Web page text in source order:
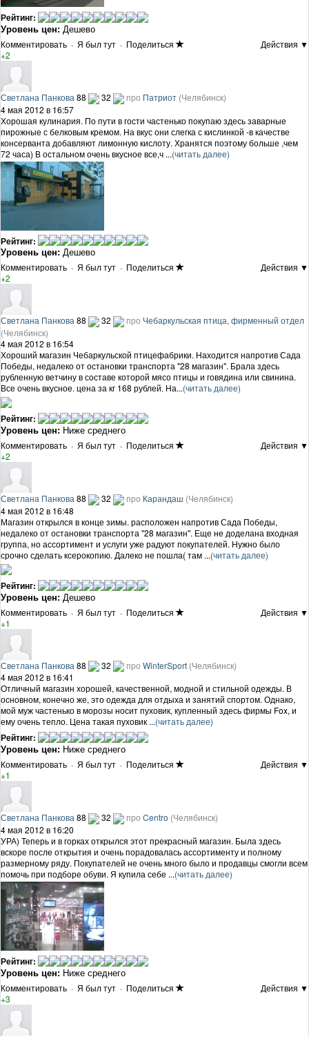
Рейтинг:
Уровень цен: Дешево
Комментировать · Я был тут · Поделиться
Действия ▼
+2
Светлана Панкова 88 32 про Патриот (Челябинск)
4 мая 2012 в 16:57
Хорошая кулинария. По пути в гости частенько покупаю здесь заварные
пирожные с белковым кремом. На вкус они слегка с кислинкой -в качестве
консерванта добавляют лимонную кислоту. Хранятся поэтому больше ,чем
72 часа) В остальном очень вкусное все,ч ...(читать далее)
Рейтинг:
Уровень цен: Дешево
Комментировать · Я был тут · Поделиться
Действия ▼
+2
Светлана Панкова88 32 про Чебаркульская птица, фирменный отдел
(Челябинск)
4 мая 2012 в 16:54
Хороший магазин Чебаркульской птицефабрики. Находится напротив Сада
Победы, недалеко от остановки транспорта "28 магазин". Брала здесь
рубленную ветчину в составе которой мясо птицы и говядина или свинина.
Все очень вкусное. цена за кг 168 рублей. На...(читать далее)
Рейтинг:
Уровень цен: Ниже среднего
Комментировать · Я был тут · Поделиться
Действия ▼
+2
Светлана Панкова 88 32 про Карандаш (Челябинск)
4 мая 2012 в 16:48
Магазин открылся в конце зимы. расположен напротив Сада Победы,
недалеко от остановки транспорта "28 магазин". Еще не доделана входная
группа, но ассортимент и услуги уже радуют покупателей. Нужно было
срочно сделать ксерокопию. Далеко не пошла( там ...(читать далее)
Рейтинг:
Уровень цен: Дешево
Комментировать · Я был тут · Поделиться
Действия ▼
+1
Светлана Панкова 88 32 про WinterSport (Челябинск)
4 мая 2012 в 16:41
Отличный магазин хорошей, качественной, модной и стильной одежды. В
основном, конечно же, это одежда для отдыха и занятий спортом. Однако,
мой муж частенько в морозы носит пуховик, купленный здесь фирмы Fox, и
ему очень тепло. Цена такая пуховик ...(читать далее)
Рейтинг:
Уровень цен: Ниже среднего
Комментировать · Я был тут · Поделиться
Действия ▼
+1
Светлана Панкова 88 32 про Centro (Челябинск)
4 мая 2012 в 16:20
УРА) Теперь и в горках открылся этот прекрасный магазин. Была здесь
вскоре после открытия и очень порадовалась ассортименту и полному
размерному ряду. Покупателей не очень много было и продавцы смогли всем
помочь при подборе обуви. Я купила себе ...(читать далее)
Рейтинг:
Уровень цен: Ниже среднего
Комментировать · Я был тут · Поделиться
Действия ▼
+3